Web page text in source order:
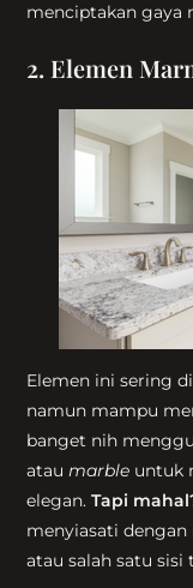
menciptakan gaya
2. Elemen
Elemen ini sering
namun mampu
banget nih
ataumarble untuk
elegan.Tapi
menyiasati
atau salah satu sisi